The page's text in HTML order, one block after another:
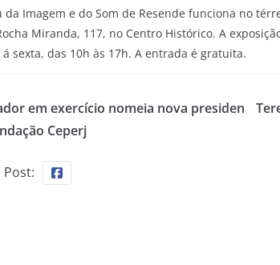
da Imagem e do Som de Resende funciona no
Miranda, 117, no Centro Histórico. A
á sexta, das 10h às 17h. A entrada é gratuita.
em exercício nomeia nova presiden
Ceperj
Post: